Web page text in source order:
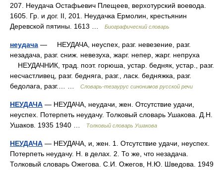
207. Неудача Остафьевич Плещеев, верхотурский воевода.
1605. Гр. и дог. II, 201. Неудачка Ермолин, крестьянин
Деревской пятины. 1613 …
Биографический словарь
неудача — НЕУДАЧА, неуспех, разг. невезение, разг.
незадача, разг. сниж. невезуха, жарг. непер, жарг. непруха
НЕУДАЧНИК, трад. поэт. горюша, устар. бедняк, устар., разг.
несчастливец, разг. бедняга, разг., ласк. бедняжка, разг.
бедолага, разг.… …
Словарь-тезаурус синонимов русской речи
НЕУДАЧА — НЕУДАЧА, неудачи, жен. Отсутствие удачи,
неуспех. Потерпеть неудачу. Толковый словарь Ушакова. Д.Н.
Ушаков. 1935 1940 …
Толковый словарь Ушакова
НЕУДАЧА — НЕУДАЧА, и, жен. 1. Отсутствие удачи, неуспех.
Потерпеть неудачу. Н. в делах. 2. То же, что незадача.
Толковый словарь Ожегова. С.И. Ожегов, Н.Ю. Шведова. 1949